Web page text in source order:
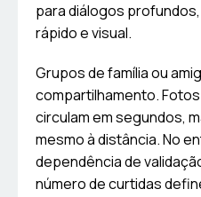
para diálogos
rápido e visual.
Grupos de família ou
compartilhamento.
circulam em segundos,
mesmo à distância. No
dependência de
número de curtidas